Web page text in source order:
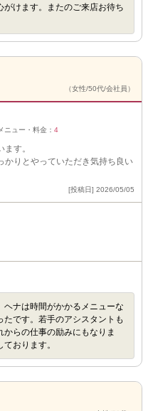
けます。またのご来店お待ち
（女性/50代/会社員）
メニュー・料金： 4
す。
かりとやっていただき気持ち良い
[投稿日] 2026/05/05
ナは時間がかかるメニューな
です。若手のアシスタントも
らの仕事の励みにもなりま
おります。